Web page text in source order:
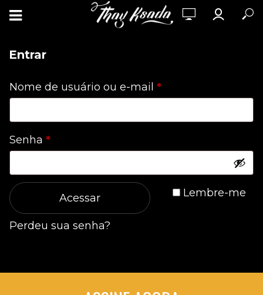
Entrar
Nome de usuário ou e-mail *Obrigatório
Senha *Obrigatório
Lembre-me
Acessar
Perdeu sua senha?